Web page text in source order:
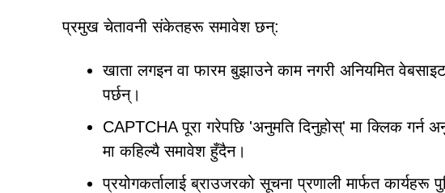
प्रमुख चेतावनी संकेतहरू समावेश छन्:
खाता लगइन वा फारम बुझाउने काम नगरी अनियमित
पर्छन्।
CAPTCHA पूरा गरेपछि 'अनुमति दिनुहोस्' मा क्लिक गर्न
मा कहिल्यै समावेश हुँदैन।
प्रयोगकर्तालाई ब्राउजरको सूचना प्रणाली मार्फत